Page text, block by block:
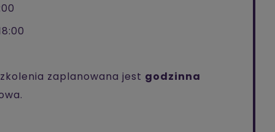
zaplanowana jest godzinna